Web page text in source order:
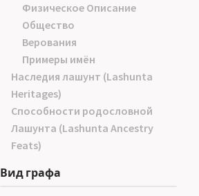
Физическое Описание
Общество
Верования
Примеры имён
Наследия лашунт (Lashunta
Heritages)
Способности родословной
Лашунта (Lashunta Ancestry
Feats)
Вид графа